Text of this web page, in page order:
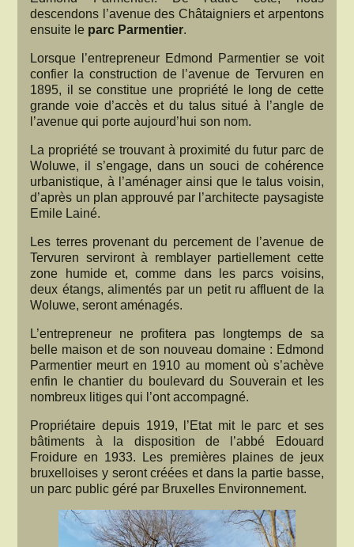
descendons l’avenue des Châtaigniers et arpentons
ensuite le parc Parmentier.
Lorsque l’entrepreneur Edmond Parmentier se voit
confier la construction de l’avenue de Tervuren en
1895, il se constitue une propriété le long de cette
grande voie d’accès et du talus situé à l’angle de
l’avenue qui porte aujourd’hui son nom.
La propriété se trouvant à proximité du futur parc de
Woluwe, il s’engage, dans un souci de cohérence
urbanistique, à l’aménager ainsi que le talus voisin,
d’après un plan approuvé par l’architecte paysagiste
Emile Lainé.
Les terres provenant du percement de l’avenue de
Tervuren serviront à remblayer partiellement cette
zone humide et, comme dans les parcs voisins,
deux étangs, alimentés par un petit ru affluent de la
Woluwe, seront aménagés.
L’entrepreneur ne profitera pas longtemps de sa
belle maison et de son nouveau domaine : Edmond
Parmentier meurt en 1910 au moment où s’achève
enfin le chantier du boulevard du Souverain et les
nombreux litiges qui l’ont accompagné.
Propriétaire depuis 1919, l’Etat mit le parc et ses
bâtiments à la disposition de l’abbé Edouard
Froidure en 1933. Les premières plaines de jeux
bruxelloises y seront créées et dans la partie basse,
un parc public géré par Bruxelles Environnement.